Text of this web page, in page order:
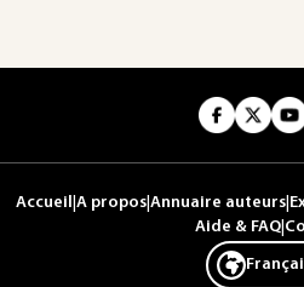
Accueil A propos Annuaire auteurs
Aide & FAQ|